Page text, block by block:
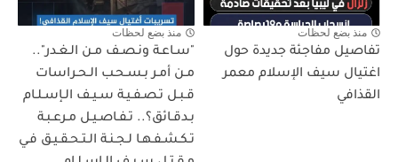
منذ بضع لحظات
تفاصيل مفاجئة جديدة حول
اغتيال سيف الإسلام معمر
القذافي
منذ بضع لحظات
"سـاعـة ونـصـف مـن الـغـدر"..
مـن أمـر بـسـحـب الـحـراسات
قـبـل تـصـفـيـة سـيـف الـإسـلـام
بـدقـائق؟.. تـفـاصـيـل مـرعـبـة
تـكـشـفـهـا لـجـنـة الـتـحـقـيـق فـي